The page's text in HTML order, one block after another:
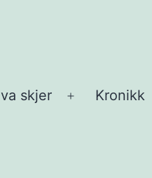
skjer
Åpne
Kronikk